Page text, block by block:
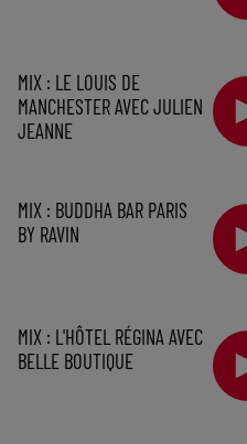
MIX : LE LOUIS DE
MANCHESTER AVEC JULIEN
JEANNE
MIX : BUDDHA BAR PARIS
BY RAVIN
MIX : L'HÔTEL RÉGINA AVEC
BELLE BOUTIQUE